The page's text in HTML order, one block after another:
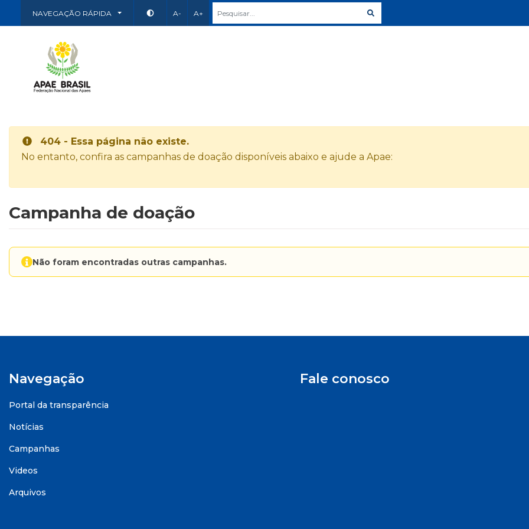
NAVEGAÇÃO RÁPIDA A- A+
404 - Essa página não existe.
No entanto, confira as campanhas de doação disponíveis abaixo e ajude a Apae:
Campanha de doação
Não foram encontradas outras campanhas.
Navegação
Portal da transparência
Notícias
Campanhas
Videos
Arquivos
Fale conosco